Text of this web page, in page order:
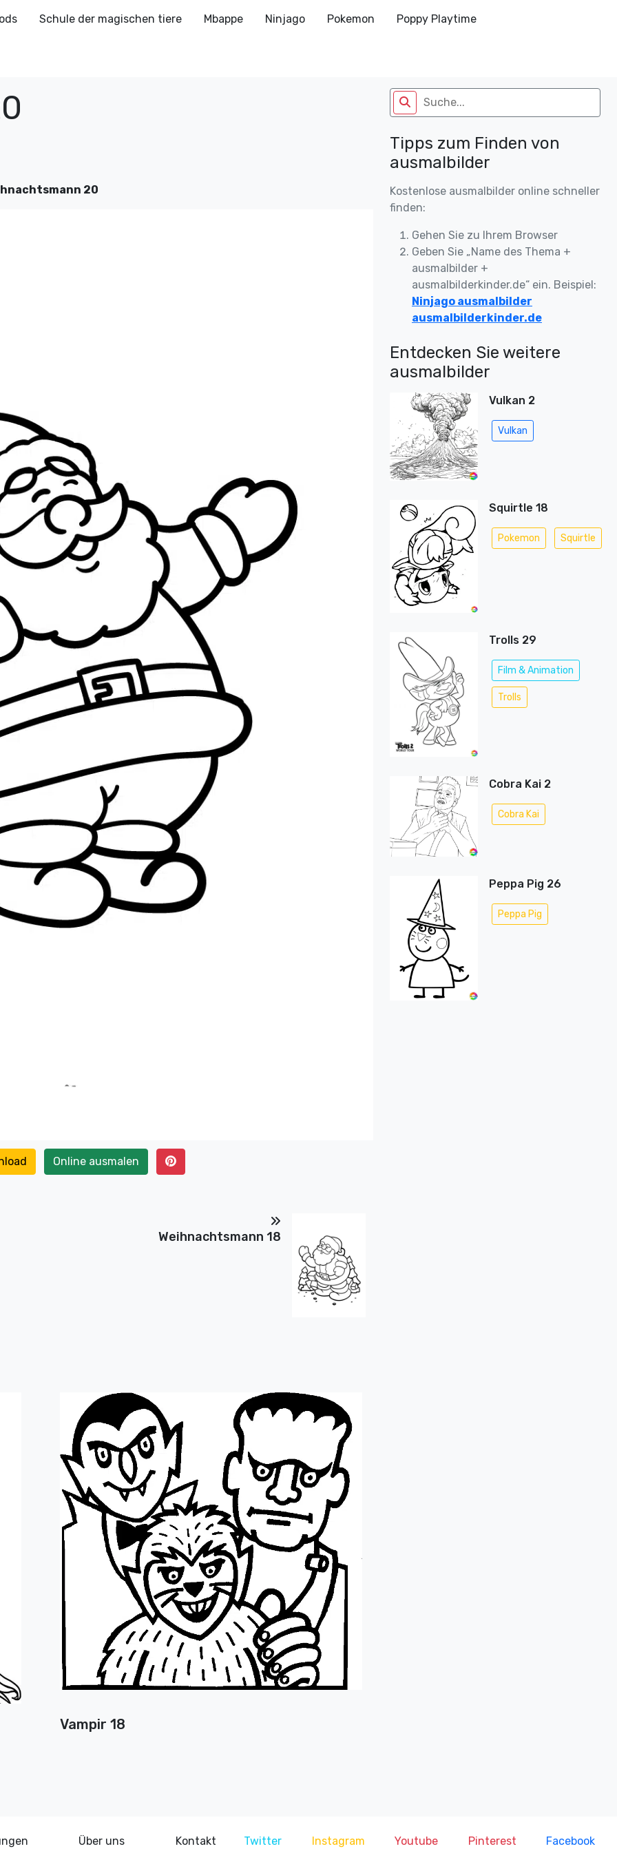
Schule der magischen tiere Mbappe Ninjago Pokemon Poppy Playtime
20
Online ausmalen
Weihnachtsmann 18
Vampir 18
Tipps zum Finden von
ausmalbilder
Kostenlose ausmalbilder online schneller
finden:
Gehen Sie zu Ihrem Browser
Geben Sie „Name des Thema +
ausmalbilder +
ausmalbilderkinder.de“ ein. Beispiel:
Ninjago ausmalbilder
ausmalbilderkinder.de
Entdecken Sie weitere
ausmalbilder
Vulkan 2
Vulkan
Squirtle 18
Pokemon Squirtle
Trolls 29
Film & Animation
Trolls
Cobra Kai 2
Cobra Kai
Peppa Pig 26
Peppa Pig
Über uns Kontakt Twitter Instagram Youtube Pinterest Facebook